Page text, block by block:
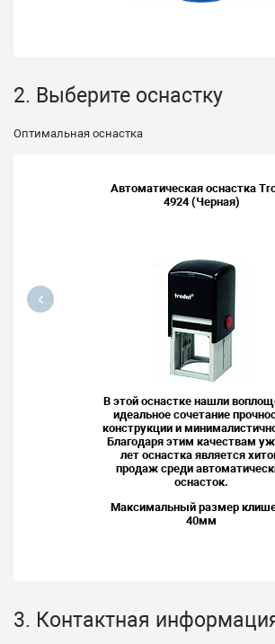
2. Выберите оснастку
Оптимальная оснастка
Автоматическая оснастка
4924 (Черная)
В этой оснастке нашли
идеальное сочетание
конструкции и
Благодаря этим качествам
лет оснастка является
продаж среди
оснасток.
Максимальный размер
40мм
3. Контактная